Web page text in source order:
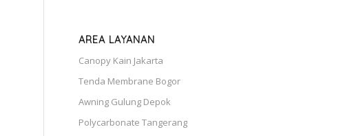
AREA LAYANAN
Canopy Kain Jakarta
Tenda Membrane Bogor
Awning Gulung Depok
Polycarbonate Tangerang